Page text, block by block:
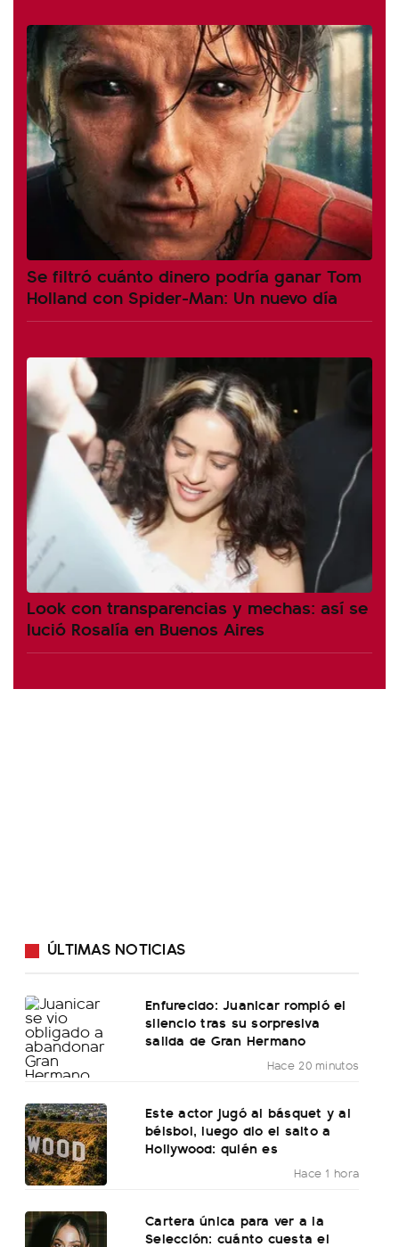
Se filtró cuánto dinero podría ganar Tom
Holland con Spider-Man: Un nuevo día
Look con transparencias y mechas: así se
lució Rosalía en Buenos Aires
ÚLTIMAS NOTICIAS
Enfurecido: Juanicar rompió el
silencio tras su sorpresiva
salida de Gran Hermano
Hace 20 minutos
Este actor jugó al básquet y al
béisbol, luego dio el salto a
Hollywood: quién es
Hace 1 hora
Cartera única para ver a la
Selección: cuánto cuesta el